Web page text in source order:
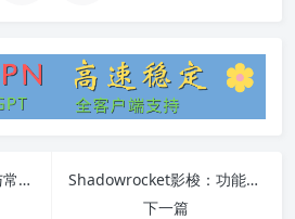
lol国服clash使用教程与常见问题解答
Shadowrocket影梭：功能、使用方法和常见问题解决
下一篇